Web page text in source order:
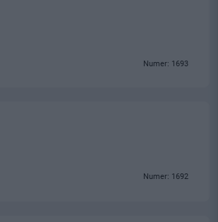
Numer: 1693
Numer: 1692